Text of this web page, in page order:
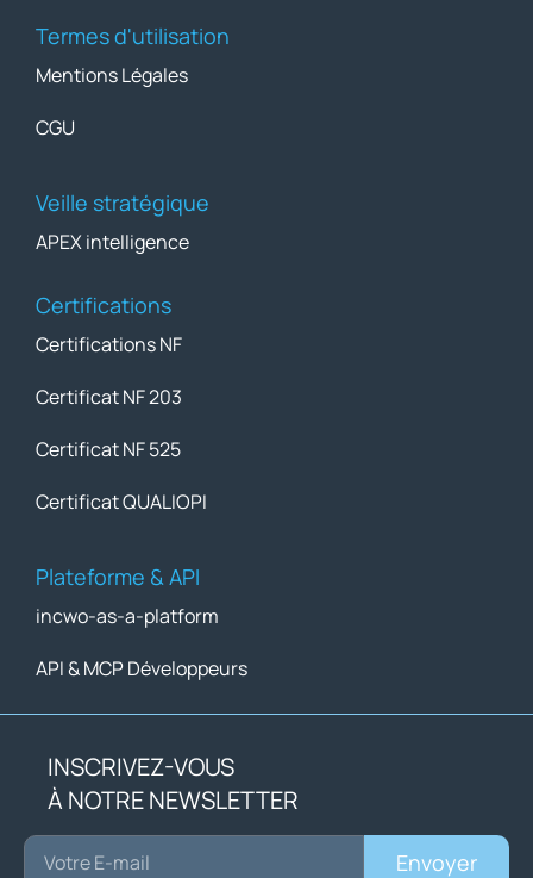
Termes d'utilisation
Mentions Légales
CGU
Veille stratégique
APEX intelligence
Certifications
Certifications NF
Certificat NF 203
Certificat NF 525
Certificat QUALIOPI
Plateforme & API
incwo-as-a-platform
API & MCP Développeurs
INSCRIVEZ-VOUS
À NOTRE NEWSLETTER
Envoyer